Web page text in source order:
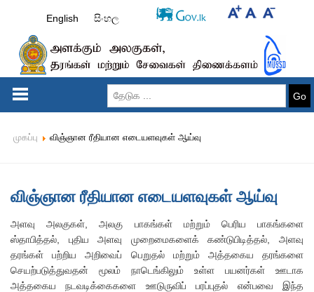
English සිංහල
Go
முகப்பு விஞ்ஞான ரீதியான எடையளவுகள் ஆய்வு
விஞ்ஞான ரீதியான எடையளவுகள் ஆய்வு
அளவு அலகுகள், அலகு பாகங்கள் மற்றும் பெரிய பாகங்களை
ஸ்தாபித்தல், புதிய அளவு முறைமைகளைக் கண்டுபிடித்தல், அளவு
தரங்கள் பற்றிய அறிவைப் பெறுதல் மற்றும் அத்தகைய தரங்களை
செயற்படுத்துவதன் மூலம் நாடெங்கிலும் உள்ள பயனர்கள் ஊடாக
அத்தகைய நடவடிக்கைகளை ஊடுருவிப் பரப்புதல் என்பவை இந்த